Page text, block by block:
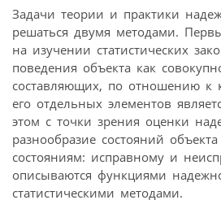
Задачи теории и практики
решаться двумя методами.
на изучении статистических
поведения объекта как
составляющих, по отношению к
его отдельных элементов
этом с точки зрения оценки
разнообразие состояний
состояниям: исправному и
описываются функциями
статистическими методами.